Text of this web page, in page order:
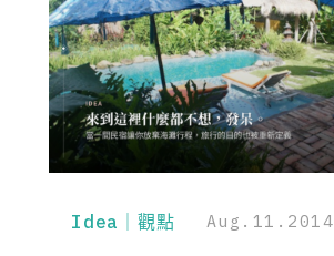
Idea｜觀點 Aug.11.2014